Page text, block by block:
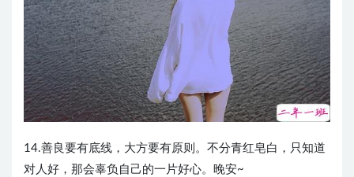
14.善良要有底线，大方要有原则。不分青红皂白，只知道
对人好，那会辜负自己的一片好心。晚安~